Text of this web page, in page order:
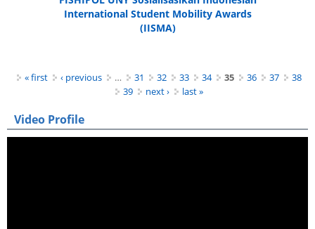
International Student Mobility Awards
(IISMA)
Pages
« first ‹ previous … 31 32 33 34 35 36 37
38
39
next › last »
Video Profile